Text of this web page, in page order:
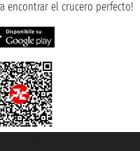
encontrar el crucero perfecto!